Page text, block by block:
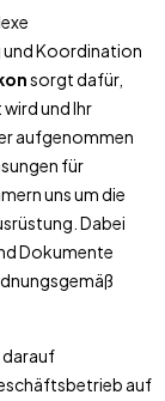
und Koordination
sorgt dafür,
und Ihr
aufgenommen
für
uns um die
Dabei
Dokumente
darauf
auf